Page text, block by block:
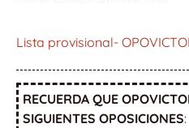
Lista provisional-
RECUERDA QUE
SIGUIENTES OPOSICIONES: